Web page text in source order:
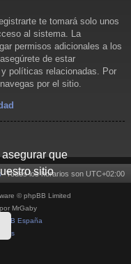
que
sitio
te tomará solo unos
al sistema. La
permisos adicionales a los
de estar
políticas relacionadas. Por
por el sitio.
Todos los horarios son UTC+02:00
© phpBB Limited
MrGaby
España